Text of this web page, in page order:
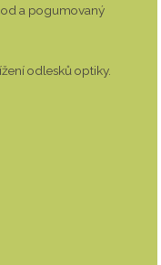
a pogumovaný
odlesků optiky.